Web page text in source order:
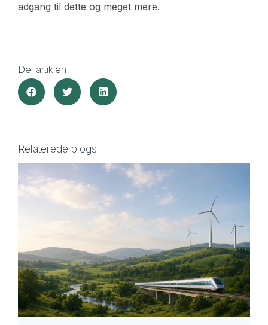
adgang til dette og meget mere.
Del artiklen
Relaterede blogs